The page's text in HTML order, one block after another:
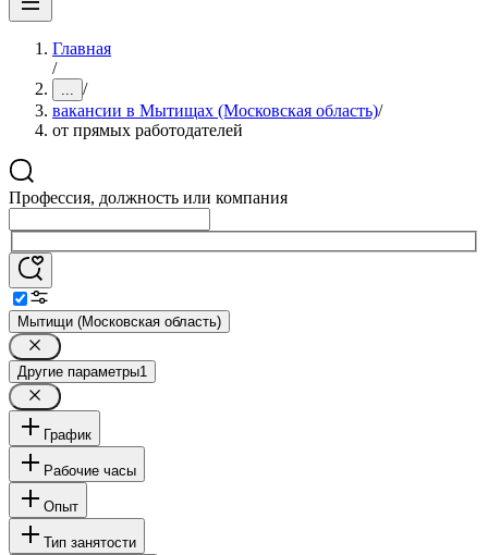
Главная
/
... /
вакансии в Мытищах (Московская область)/
от прямых работодателей
Профессия, должность или компания
Мытищи (Московская область)
Другие параметры1
График
Рабочие часы
Опыт
Тип занятости